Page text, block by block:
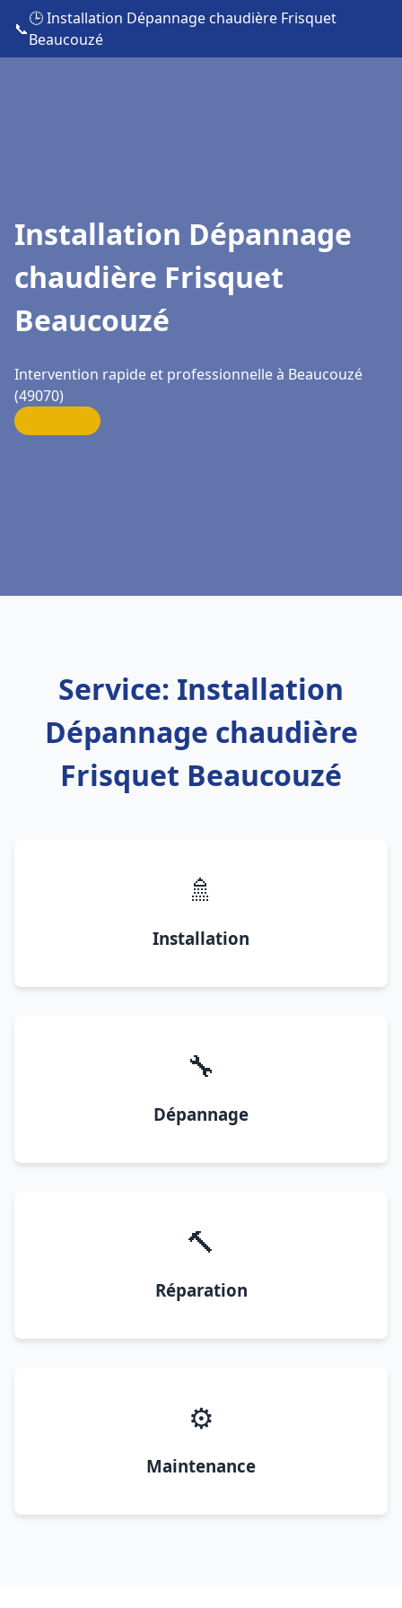
📞
🕒 Installation Dépannage chaudière Frisquet
Beaucouzé
Installation Dépannage
chaudière Frisquet
Beaucouzé
Intervention rapide et professionnelle à Beaucouzé
(49070)
Service: Installation
Dépannage chaudière
Frisquet Beaucouzé
🚿
Installation
🔧
Dépannage
🔨
Réparation
⚙️
Maintenance